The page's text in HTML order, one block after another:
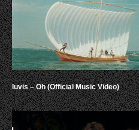
luvis – Oh (Official Music Video)